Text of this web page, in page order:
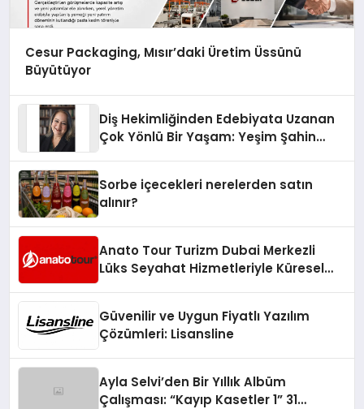
Cesur Packaging, Mısır’daki Üretim Üssünü
Büyütüyor
Diş Hekimliğinden Edebiyata Uzanan
Çok Yönlü Bir Yaşam: Yeşim Şahin
Sorbe içecekleri nerelerden satın
alınır?
Anato Tour Turizm Dubai Merkezli
Lüks Seyahat Hizmetleriyle Küresel
Güvenilir ve Uygun Fiyatlı Yazılım
Çözümleri: Lisansline
Ayla Selvi’den Bir Yıllık Albüm
Çalışması: “Kayıp Kasetler 1” 31